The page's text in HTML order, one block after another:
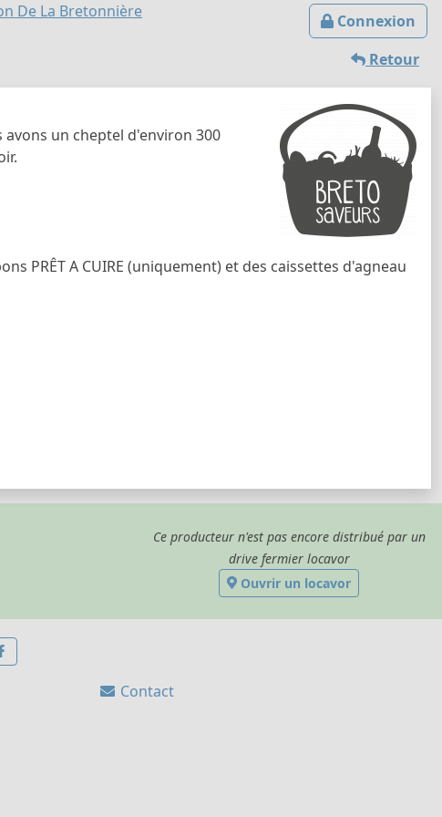
Connexion
De La Bretonnière
Retour
avons un cheptel d'environ 300
PRÊT A CUIRE (uniquement) et des caissettes d'agneau
Ce producteur n'est pas encore distribué par un
drive fermier locavor
Ouvrir un locavor
Contact